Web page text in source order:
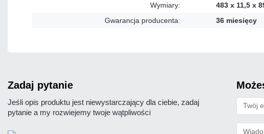
Wymiary:
483 x 11,5 x
Gwarancja producenta:
36 miesięcy
zadaj pytanie
Jeśli opis produktu jest niewystarczający dla ciebie, zadaj
pytanie a my rozwiejemy twoje wątpliwości